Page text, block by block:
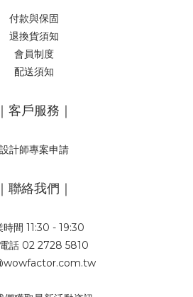
付款與保固
退換貨須知
會員制度
配送須知
｜客戶服務｜
設計師專案申請
｜聯絡我們｜
時間 11:30 - 19:30
話 02 2728 5810